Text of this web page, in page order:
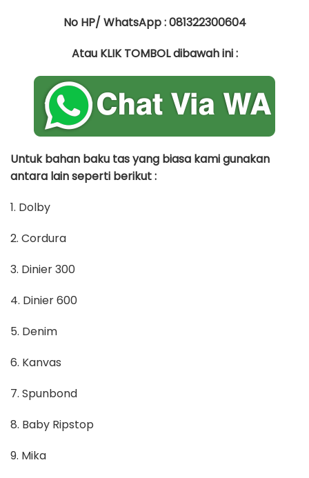
No HP/ WhatsApp : 081322300604
Atau KLIK TOMBOL dibawah ini :
Untuk bahan baku tas yang biasa kami gunakan
antara lain seperti berikut :
1. Dolby
2. Cordura
3. Dinier 300
4. Dinier 600
5. Denim
6. Kanvas
7. Spunbond
8. Baby Ripstop
9. Mika